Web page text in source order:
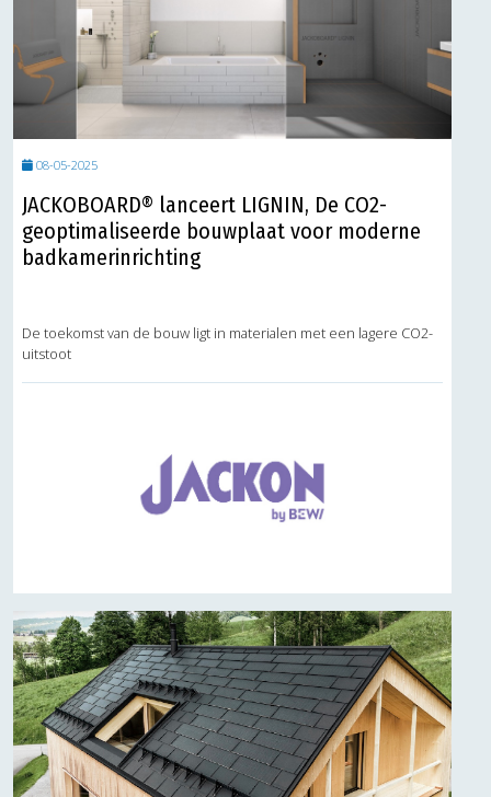
08-05-2025
JACKOBOARD® lanceert LIGNIN, De CO2-
geoptimaliseerde bouwplaat voor moderne
badkamerinrichting
De toekomst van de bouw ligt in materialen met een lagere CO2-
uitstoot